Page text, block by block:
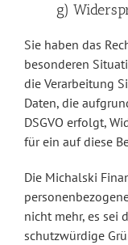
g)
Sie haben das
besonderen
die Verarbeitung
Daten, die
DSGVO erfolgt,
für ein auf diese
Die Michalski
nicht mehr, es sei
schutzwürdige